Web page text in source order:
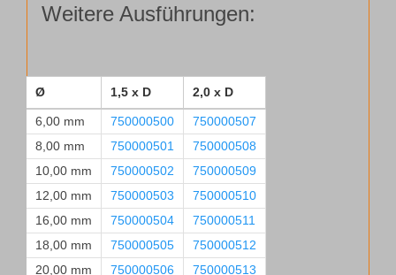
Weitere Ausführungen:
Ø 1,5 x D 2,0 x D
6,00 mm 750000500
750000507
8,00 mm
750000501
750000508
10,00 mm
750000502
750000509
12,00 mm
750000503
750000510
16,00 mm
750000504
750000511
18,00 mm
750000505
750000512
20,00 mm
750000506 750000513